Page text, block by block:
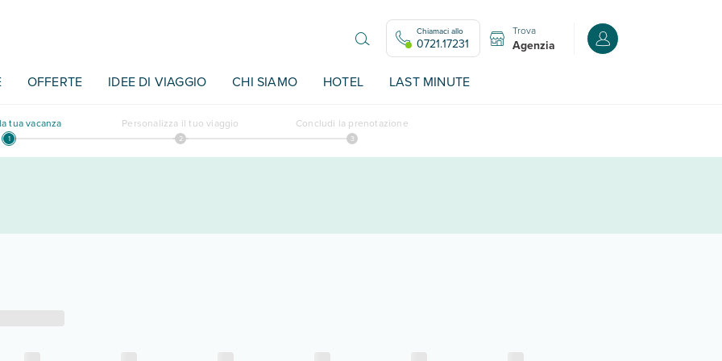
Chiamaci allo
0721.17231
Trova
Agenzia Accedi o registrati
OFFERTE IDEE DI VIAGGIO CHI SIAMO HOTEL LAST MINUTE
tua vacanza Personalizza il tuo viaggio Concludi la prenotazione